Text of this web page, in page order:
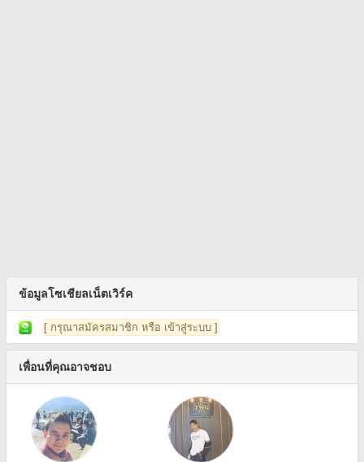
ข้อมูลโซเชียลเน็ตเวิร์ค
[ กรุณาสมัครสมาชิก หรือ เข้าสู่ระบบ ]
เพื่อนที่คุณอาจชอบ